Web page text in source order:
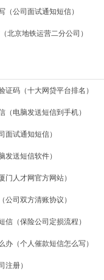
（公司面试通知短信）
北京地铁运营二分公司）
证码（十大网贷平台排名）
（电脑发送短信到手机）
面试通知短信）
发送短信软件）
门人才网官方网站）
公司双方清账协议）
信（保险公司定损流程）
办（个人催款短信怎么写）
注册）